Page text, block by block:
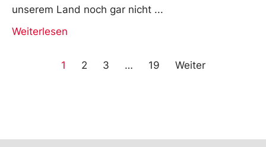
unserem Land noch gar nicht
Weiterlesen
1 2 3 … 19 Weiter